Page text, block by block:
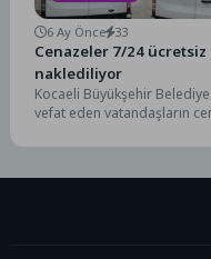
6 Ay Önce 33
Cenazeler 7/24 ücretsiz
naklediliyor
Kocaeli Büyükşehir
vefat eden vatandaşların
karşılıyor. Sosyal